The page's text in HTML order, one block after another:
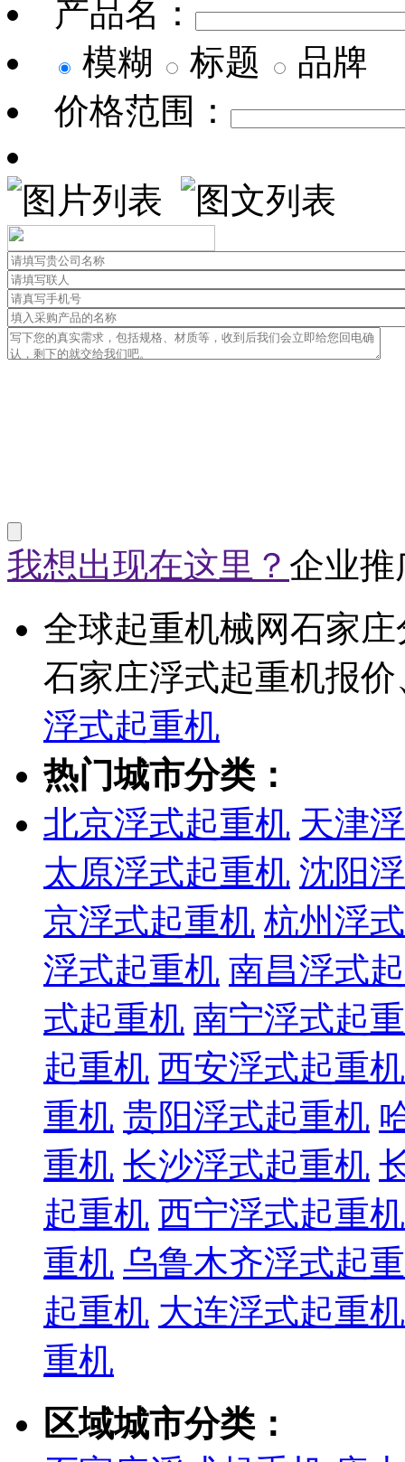
产品名：
模糊
标题
品牌
价格范围：
我想出现在这里？ 企业推
全球起重机械网石家
石家庄浮式起重机报
浮式起重机
热门城市分类：
北京浮式起重机 天津
太原浮式起重机 沈阳
京浮式起重机 杭州浮
浮式起重机 南昌浮式
式起重机 南宁浮式起
起重机 西安浮式起重机
重机 贵阳浮式起重机
重机 长沙浮式起重机
起重机 西宁浮式起重机
重机 乌鲁木齐浮式起
起重机 大连浮式起重机
重机
区域城市分类：